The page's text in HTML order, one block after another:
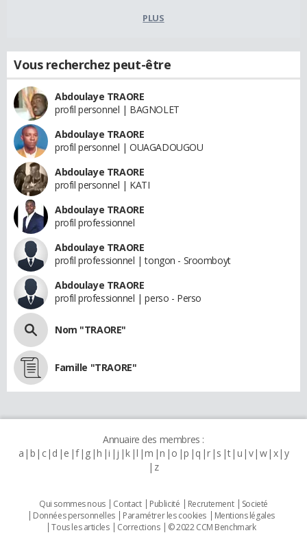
PLUS
Vous recherchez peut-être
Abdoulaye TRAORE
profil personnel | BAGNOLET
Abdoulaye TRAORE
profil personnel | OUAGADOUGOU
Abdoulaye TRAORE
profil personnel | KATI
Abdoulaye TRAORE
profil professionnel
Abdoulaye TRAORE
profil professionnel | tongon - Sroomboyt
Abdoulaye TRAORE
profil professionnel | perso - Perso
Nom "TRAORE"
Famille "TRAORE"
Annuaire des membres :
a b c d e f g h i j k l m n o p q r s t u v w x y
z
Qui sommes nous Contact Publicité Recrutement
Societé
Données personnelles
Paramétrer les cookies
Mentions légales
Tous les articles
Corrections © 2022 CCM Benchmark